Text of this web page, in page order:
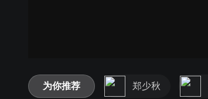
为你推荐 郑少秋